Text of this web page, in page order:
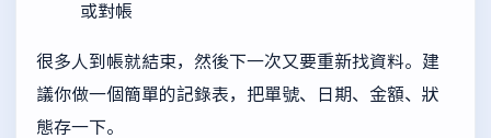
或對帳
很多人到帳就結束，然後下一次又要重新找資料。建
議你做一個簡單的記錄表，把單號、日期、金額、狀
態存一下。